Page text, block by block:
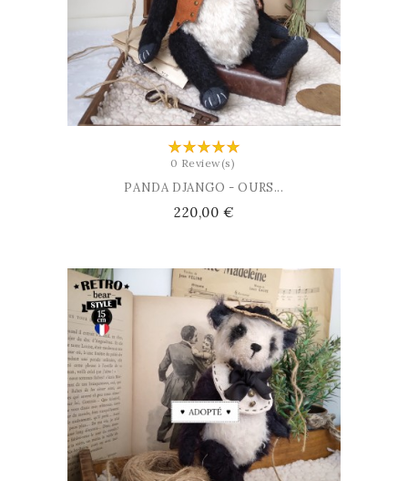
0 Review(s)
PANDA DJANGO - OURS...
Prix
220,00 €